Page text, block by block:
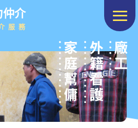
仲介
服務